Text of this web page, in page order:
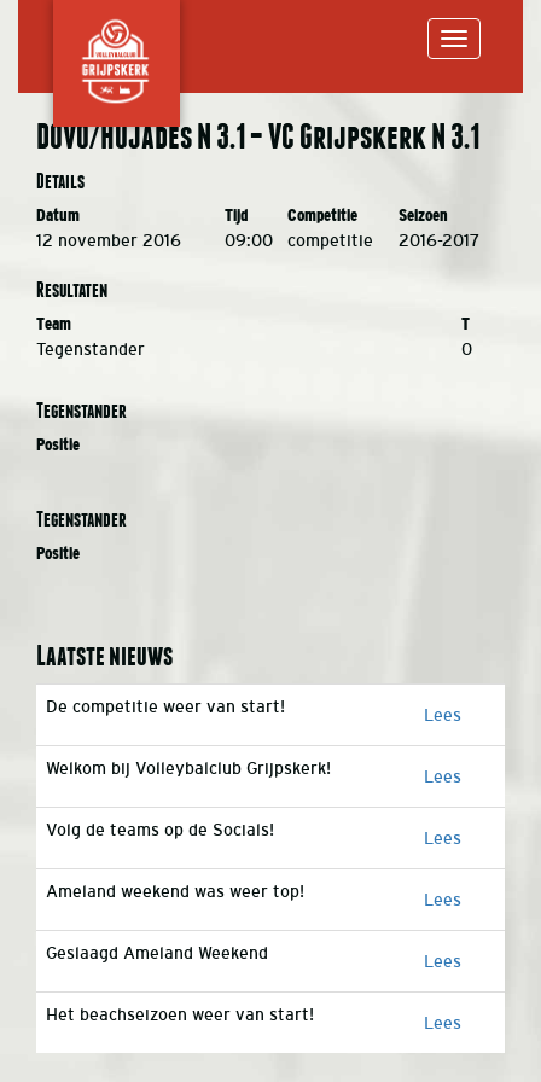
DOVO/Hujades N 3.1 – VC Grijpskerk N 3.1
Details
Datum Tijd Competitie Seizoen
12 november 2016 09:00 competitie 2016-2017
Resultaten
Team T
Tegenstander 0
Tegenstander
Positie
Tegenstander
Positie
Laatste nieuws
De competitie weer van start! Lees
Welkom bij Volleybalclub Grijpskerk! Lees
Volg de teams op de Socials! Lees
Ameland weekend was weer top! Lees
Geslaagd Ameland Weekend Lees
Het beachseizoen weer van start! Lees